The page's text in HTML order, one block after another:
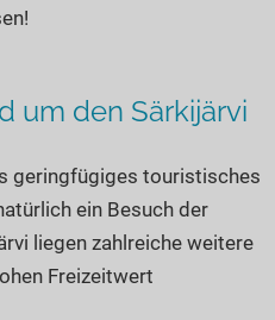
um den Särkijärvi
geringfügiges touristisches
ein Besuch der
liegen zahlreiche weitere
Freizeitwert